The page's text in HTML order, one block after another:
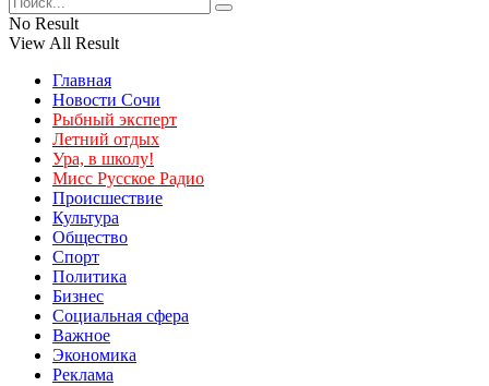
No Result
View All Result
Главная
Новости Сочи
Рыбный эксперт
Летний отдых
Ура, в школу!
Мисс Русское Радио
Происшествие
Культура
Общество
Спорт
Политика
Бизнес
Социальная сфера
Важное
Экономика
Реклама